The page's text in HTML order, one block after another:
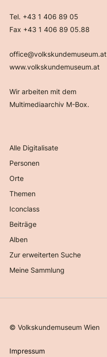
Tel. +43 1 406 89 05
Fax +43 1 406 89 05.88
office@volkskundemuseum.at
www.volkskundemuseum.at
Wir arbeiten mit dem
Multimediaarchiv M-Box.
Alle Digitalisate
Personen
Orte
Themen
Iconclass
Beiträge
Alben
Zur erweiterten Suche
Meine Sammlung
©Volkskundemuseum Wien
Impressum